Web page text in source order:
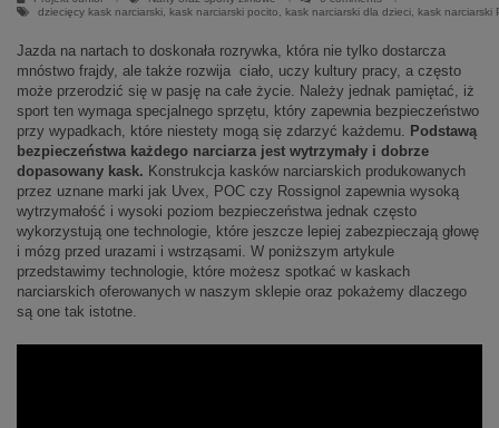
dziecięcy kask narciarski, kask narciarski pocito, kask narciarski dla dzieci, kask
Jazda na nartach to doskonała rozrywka, która nie tylko dostarcza
mnóstwo frajdy, ale także rozwija ciało, uczy kultury pracy, a często
może przerodzić się w pasję na całe życie. Należy jednak pamiętać, iż
sport ten wymaga specjalnego sprzętu, który zapewnia bezpieczeństwo
przy wypadkach, które niestety mogą się zdarzyć każdemu.
Podstawą
bezpieczeństwa każdego narciarza jest wytrzymały i dobrze
dopasowany kask. Konstrukcja kasków narciarskich produkowanych
przez uznane marki jak Uvex, POC czy Rossignol zapewnia wysoką
wytrzymałość i wysoki poziom bezpieczeństwa jednak często
wykorzystują one technologie, które jeszcze lepiej zabezpieczają głowę
i mózg przed urazami i wstrząsami. W poniższym artykule
przedstawimy technologie, które możesz spotkać w kaskach
narciarskich oferowanych w naszym sklepie oraz pokażemy dlaczego
są one tak istotne.